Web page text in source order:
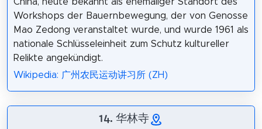
China, heute bekannt als ehemaliger Standort des
Workshops der Bauernbewegung, der von Genosse
Mao Zedong veranstaltet wurde, und wurde 1961 als
nationale Schlüsseleinheit zum Schutz kultureller
Relikte angekündigt.
Wikipedia: 广州农民运动讲习所 (ZH)
14. 华林寺